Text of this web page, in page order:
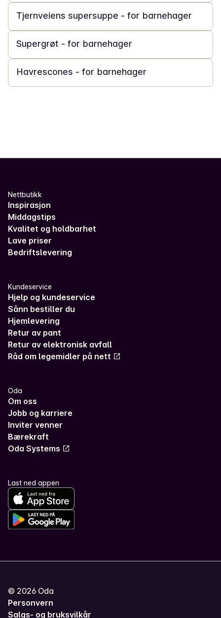
Tjernveiens supersuppe - for barnehager
20 min
Supergrøt - for barnehager
30 min
Havrescones - for barnehager
Nettbutikk
Inspirasjon
Middagstips
Kvalitet og holdbarhet
Lave priser
Bedriftslevering
Kundeservice
Hjelp og kundeservice
Sånn bestiller du
Hjemlevering
Retur av pant
Retur av elektronisk avfall
Råd om legemidler på nett
Oda
Om oss
Jobb og karriere
Inviter venner
Bærekraft
Oda Systems
Last ned appen
© 2026 Oda
Personvern
Salgs- og bruksvilkår